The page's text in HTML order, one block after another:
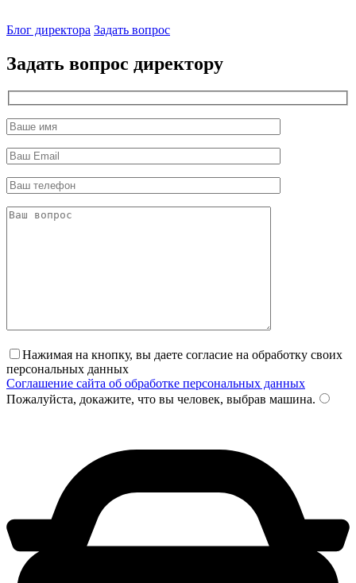
Блог директора Задать вопрос
Задать вопрос директору
Нажимая на кнопку, вы даете согласие на обработку своих
персональных данных
Соглашение сайта об обработке персональных данных
Пожалуйста, докажите, что вы человек, выбрав машина.